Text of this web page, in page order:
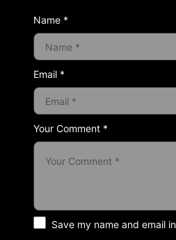
Your Comment *
Name *
Email *
Save my name and email